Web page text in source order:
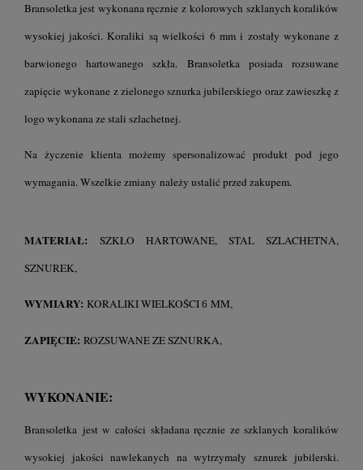
Bransoletka jest wykonana ręcznie z kolorowych szklanych koralików
wysokiej jakości. Koraliki są wielkości 6 mm i zostały wykonane z
barwionego hartowanego szkła. Bransoletka posiada rozsuwane
zapięcie wykonane z zielonego sznurka jubilerskiego oraz zawieszkę z
logo wykonana ze stali szlachetnej.
Na życzenie klienta możemy spersonalizować produkt pod jego
wymagania. Wszelkie zmiany należy ustalić przed zakupem.
MATERIAŁ: SZKŁO HARTOWANE, STAL SZLACHETNA,
SZNUREK,
WYMIARY: KORALIKI WIELKOŚCI 6 MM,
ZAPIĘCIE: ROZSUWANE ZE SZNURKA,
WYKONANIE:
Bransoletka jest w całości składana ręcznie ze szklanych koralików
wysokiej jakości nawlekanych na wytrzymały sznurek jubilerski.